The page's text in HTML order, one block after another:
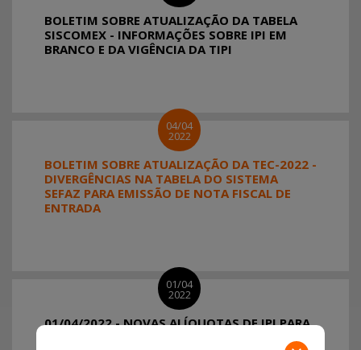
BOLETIM SOBRE ATUALIZAÇÃO DA TABELA
SISCOMEX - INFORMAÇÕES SOBRE IPI EM
BRANCO E DA VIGÊNCIA DA TIPI
04/04
2022
BOLETIM SOBRE ATUALIZAÇÃO DA TEC-2022 -
DIVERGÊNCIAS NA TABELA DO SISTEMA
SEFAZ PARA EMISSÃO DE NOTA FISCAL DE
ENTRADA
01/04
2022
01/04/2022 - NOVAS ALÍQUOTAS DE IPI PARA
OS NCM INCLUÍDOS NA RESOLUÇÃO GECEX